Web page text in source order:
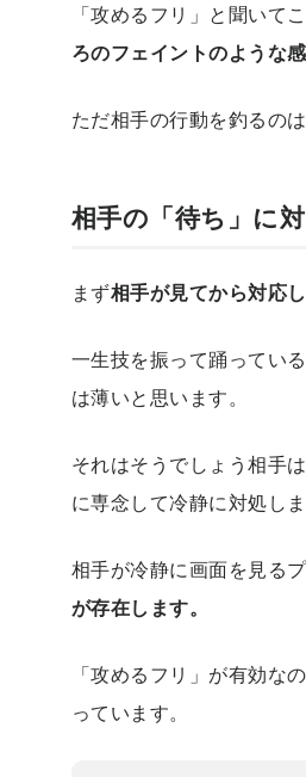
「攻めるフリ」と聞いて
ろのフェイントのような感
ただ相手の行動を釣るの
相手の「待ち」に
まず相手が見てから対応
一生技を振って踊ってい
は薄いと思います。
それはそうでしょう相手
に専念して冷静に対処しま
相手が冷静に画面を見る
が存在します。
「攻めるフリ」が有効な
っています。